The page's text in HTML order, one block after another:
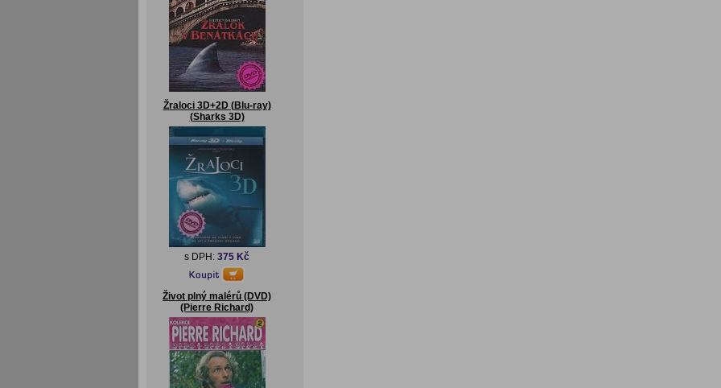
Žraloci 3D+2D (Blu-ray)
(Sharks 3D)
s DPH: 375 Kč
Život plný malérů (DVD)
(Pierre Richard)